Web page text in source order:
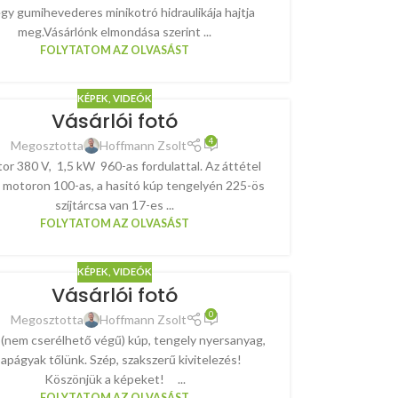
gumihevederes minikotró hidraulikája hajtja
meg.Vásárlónk elmondása szerint ...
FOLYTATOM AZ OLVASÁST
KÉPEK, VIDEÓK
Vásárlói fotó
Megosztotta Hoffmann Zsolt 4
380 V, 1,5 kW 960-as fordulattal. Az áttétel
motoron 100-as, a hasitó kúp tengelyén 225-ös
szíjtárcsa van 17-es ...
FOLYTATOM AZ OLVASÁST
KÉPEK, VIDEÓK
Vásárlói fotó
Megosztotta Hoffmann Zsolt 0
cserélhető végű) kúp, tengely nyersanyag,
tőlünk. Szép, szakszerű kivitelezés!
Köszönjük a képeket! ...